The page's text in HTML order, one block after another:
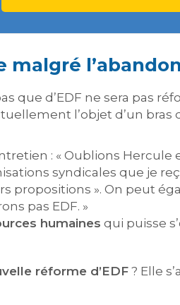
malgré
que d’EDF ne sera pas
l’objet d’un
: « Oublions
syndicales que je
». On peut
pas EDF. »
humaines qui puisse
réforme d’EDF ? Elle